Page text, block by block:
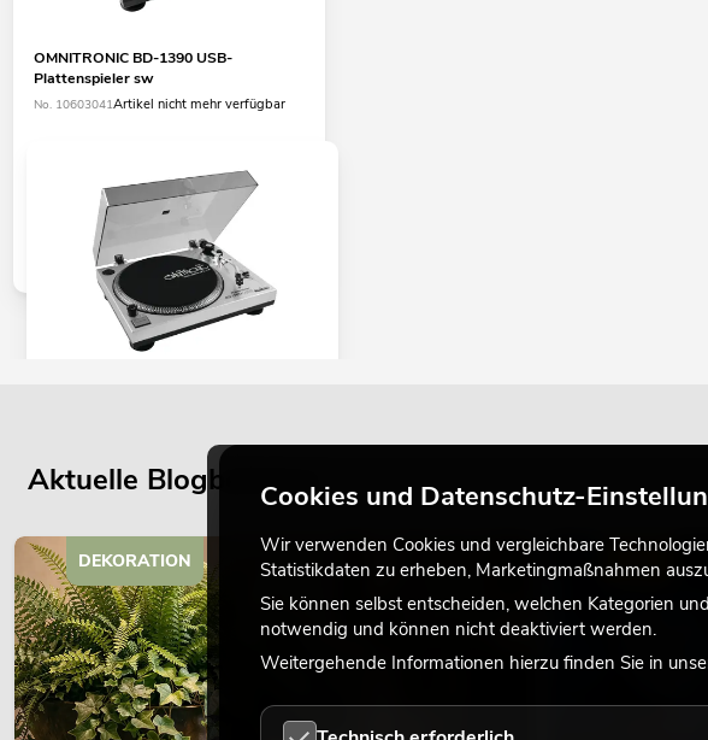
OMNITRONIC BD-1390 USB-
Plattenspieler sw
No. 10603041Artikel nicht mehr verfügbar
Bestand reicht ca. 12 Wo.
199,00€
Aktuelle Blogbeiträge
DEKORATION LICHT
Cookies und Datenschutz-
Wir verwenden Cookies und vergleichbare
Statistikdaten zu erheben, Marketingmaßnahmen
Sie können selbst entscheiden, welchen Kategorien
notwendig und können nicht deaktiviert werden.
Weitergehende Informationen hierzu finden Sie in